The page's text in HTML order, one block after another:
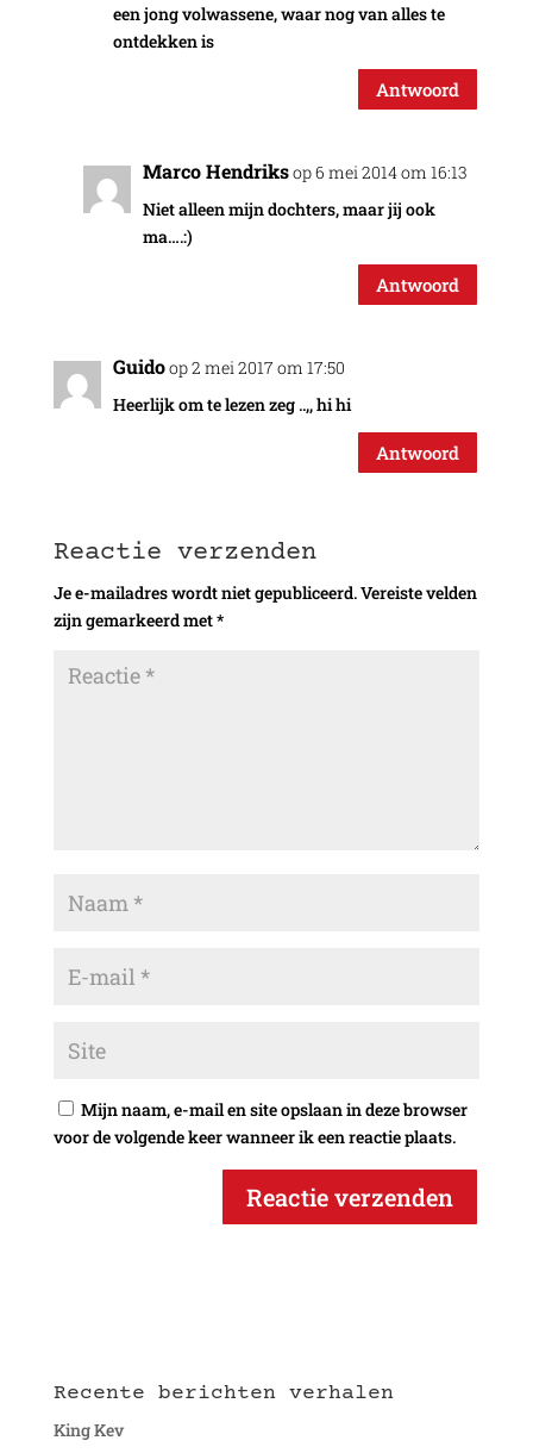
een jong volwassene, waar nog van alles te
ontdekken is
Antwoord
Marco Hendriksop 6 mei 2014 om 16:13
Niet alleen mijn dochters, maar jij ook
ma….:)
Antwoord
Guidoop 2 mei 2017 om 17:50
Heerlijk om te lezen zeg ..,, hi hi
Antwoord
Reactie verzenden
Je e-mailadres wordt niet gepubliceerd.Vereiste velden
zijn gemarkeerd met*
Mijn naam, e-mail en site opslaan in deze browser
voor de volgende keer wanneer ik een reactie plaats.
Recente berichten verhalen
King Kev